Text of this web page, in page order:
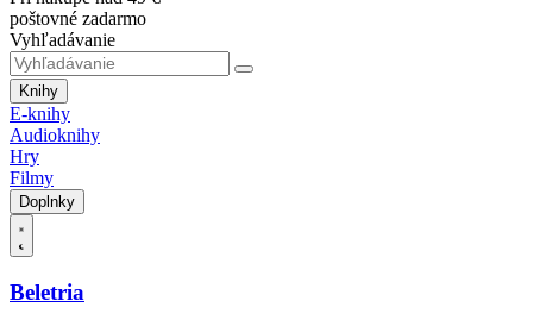
poštovné zadarmo
Vyhľadávanie
Knihy
E-knihy
Audioknihy
Hry
Filmy
Doplnky
Beletria